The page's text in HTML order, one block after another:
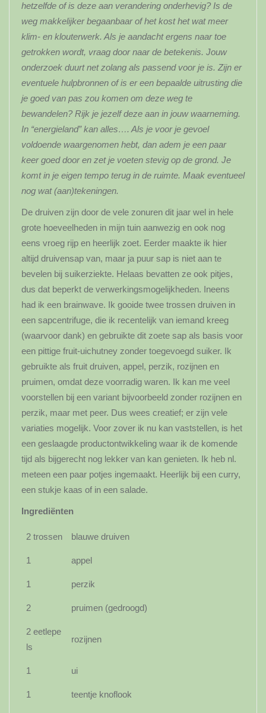
hetzelfde of is deze aan verandering onderhevig? Is de
weg makkelijker begaanbaar of het kost het wat meer
klim- en klouterwerk. Als je aandacht ergens naar toe
getrokken wordt, vraag door naar de betekenis. Jouw
onderzoek duurt net zolang als passend voor je is. Zijn er
eventuele hulpbronnen of is er een bepaalde uitrusting die
je goed van pas zou komen om deze weg te
bewandelen? Rijk je jezelf deze aan in jouw waarneming.
In “energieland” kan alles…. Als je voor je gevoel
voldoende waargenomen hebt, dan adem je een paar
keer goed door en zet je voeten stevig op de grond. Je
komt in je eigen tempo terug in de ruimte. Maak eventueel
nog wat (aan)tekeningen.
De druiven zijn door de vele zonuren dit jaar wel in hele
grote hoeveelheden in mijn tuin aanwezig en ook nog
eens vroeg rijp en heerlijk zoet. Eerder maakte ik hier
altijd druivensap van, maar ja puur sap is niet aan te
bevelen bij suikerziekte. Helaas bevatten ze ook pitjes,
dus dat beperkt de verwerkingsmogelijkheden. Ineens
had ik een brainwave. Ik gooide twee trossen druiven in
een sapcentrifuge, die ik recentelijk van iemand kreeg
(waarvoor dank) en gebruikte dit zoete sap als basis voor
een pittige fruit-uichutney zonder toegevoegd suiker. Ik
gebruikte als fruit druiven, appel, perzik, rozijnen en
pruimen, omdat deze voorradig waren. Ik kan me veel
voorstellen bij een variant bijvoorbeeld zonder rozijnen en
perzik, maar met peer. Dus wees creatief; er zijn vele
variaties mogelijk. Voor zover ik nu kan vaststellen, is het
een geslaagde productontwikkeling waar ik de komende
tijd als bijgerecht nog lekker van kan genieten. Ik heb nl.
meteen een paar potjes ingemaakt. Heerlijk bij een curry,
een stukje kaas of in een salade.
Ingrediënten
2 trossen blauwe druiven
1 appel
1 perzik
2 pruimen (gedroogd)
2 eetlepe
ls
rozijnen
1 ui
1 teentje knoflook